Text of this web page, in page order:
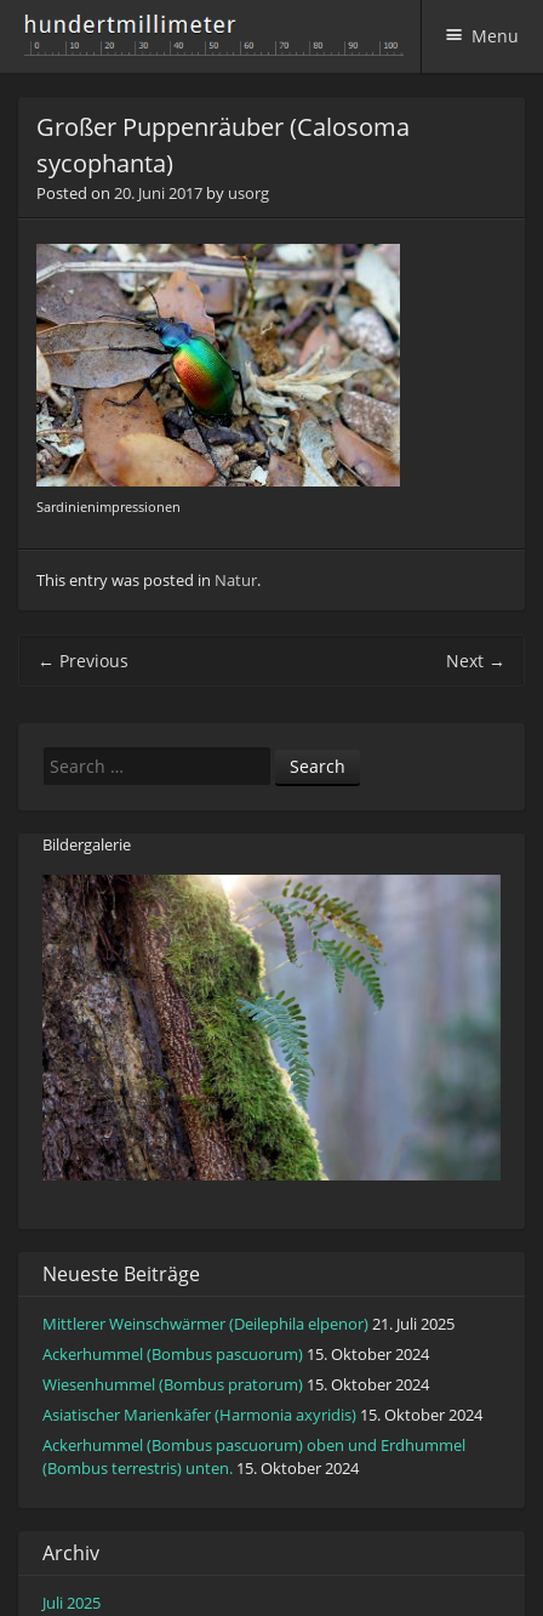
Menu
Großer Puppenräuber (Calosoma
sycophanta)
Posted on 20. Juni 2017 by usorg
Sardinienimpressionen
This entry was posted in Natur.
Post navigation
← Previous Next →
Search
Bildergalerie
Neueste Beiträge
Mittlerer Weinschwärmer (Deilephila elpenor)21. Juli 2025
Ackerhummel (Bombus pascuorum) 15. Oktober 2024
Wiesenhummel (Bombus pratorum) 15. Oktober 2024
Asiatischer Marienkäfer (Harmonia axyridis) 15. Oktober 2024
Ackerhummel (Bombus pascuorum) oben und Erdhummel
(Bombus terrestris) unten. 15. Oktober 2024
Archiv
Juli 2025